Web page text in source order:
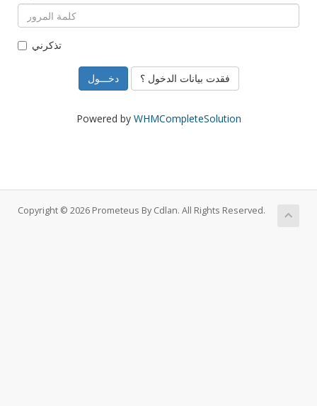
تذكرني
فقدت بيانات الدخول ؟
Powered by WHMCompleteSolution
Copyright © 2026 Prometeus By Cdlan. All Rights Reserved.